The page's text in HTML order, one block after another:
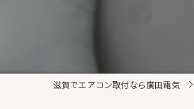
滋賀でエアコン取付なら廣田電気